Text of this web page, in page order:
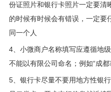
份证照片和银行卡照片一定要清
的时候有时候会有错误，一定要
同一个人
4、小微商户名称填写应遵循地
不能以有限公司命名；例如“成
5、银行卡尽量不要用地方性银